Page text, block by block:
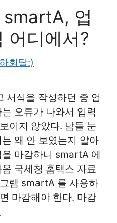
업
어디에서?
회탈:)
서식을 작성하던 중 업
오류가 나와서 입력
이지 않았다. 남들 눈
왜 안 보였는지 알아
마감하니 smartA 에
국세청 홈택스 자료
램 smartA 를 사용하
마감해야 한다. 마감